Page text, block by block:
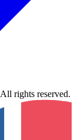
All rights reserved.